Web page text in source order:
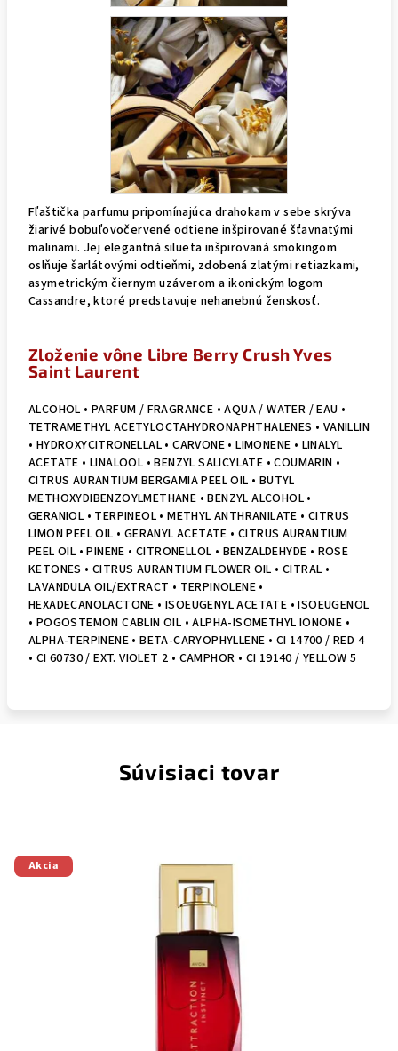
Fľaštička parfumu pripomínajúca drahokam v sebe skrýva
žiarivé bobuľovočervené odtiene inšpirované šťavnatými
malinami. Jej elegantná silueta inšpirovaná smokingom
oslňuje šarlátovými odtieňmi, zdobená zlatými retiazkami,
asymetrickým čiernym uzáverom a ikonickým logom
Cassandre, ktoré predstavuje nehanebnú ženskosť.
Zloženie vône Libre Berry Crush Yves
Saint Laurent
ALCOHOL • PARFUM / FRAGRANCE • AQUA / WATER / EAU •
TETRAMETHYL ACETYLOCTAHYDRONAPHTHALENES • VANILLIN
• HYDROXYCITRONELLAL • CARVONE • LIMONENE • LINALYL
ACETATE • LINALOOL • BENZYL SALICYLATE • COUMARIN •
CITRUS AURANTIUM BERGAMIA PEEL OIL • BUTYL
METHOXYDIBENZOYLMETHANE • BENZYL ALCOHOL •
GERANIOL • TERPINEOL • METHYL ANTHRANILATE • CITRUS
LIMON PEEL OIL • GERANYL ACETATE • CITRUS AURANTIUM
PEEL OIL • PINENE • CITRONELLOL • BENZALDEHYDE • ROSE
KETONES • CITRUS AURANTIUM FLOWER OIL • CITRAL •
LAVANDULA OIL/EXTRACT • TERPINOLENE •
HEXADECANOLACTONE • ISOEUGENYL ACETATE • ISOEUGENOL
• POGOSTEMON CABLIN OIL • ALPHA-ISOMETHYL IONONE •
ALPHA-TERPINENE • BETA-CARYOPHYLLENE • CI 14700 / RED 4
• CI 60730 / EXT. VIOLET 2 • CAMPHOR • CI 19140 / YELLOW 5
Súvisiaci tovar
Akcia